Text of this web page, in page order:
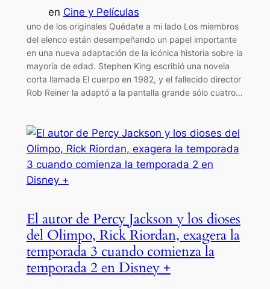
en Cine y Películas
uno de los originales Quédate a mi lado Los miembros
del elenco están desempeñando un papel importante
en una nueva adaptación de la icónica historia sobre la
mayoría de edad. Stephen King escribió una novela
corta llamada El cuerpo en 1982, y el fallecido director
Rob Reiner la adaptó a la pantalla grande sólo cuatro…
El autor de Percy Jackson y los dioses
del Olimpo, Rick Riordan, exagera la
temporada 3 cuando comienza la
temporada 2 en Disney +